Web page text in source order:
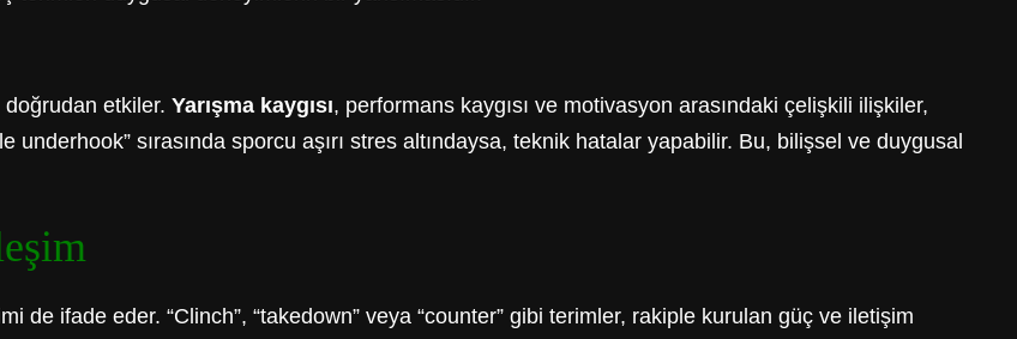
doğrudan etkiler. Yarışma kaygısı, performans kaygısı ve motivasyon arasındaki çelişkili ilişkiler,
underhook” sırasında sporcu aşırı stres altındaysa, teknik hatalar yapabilir. Bu, bilişsel ve duygusal
de ifade eder. “Clinch”, “takedown” veya “counter” gibi terimler, rakiple kurulan güç ve iletişim